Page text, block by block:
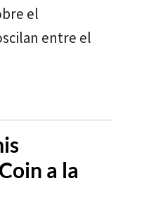
el
entre el
a la